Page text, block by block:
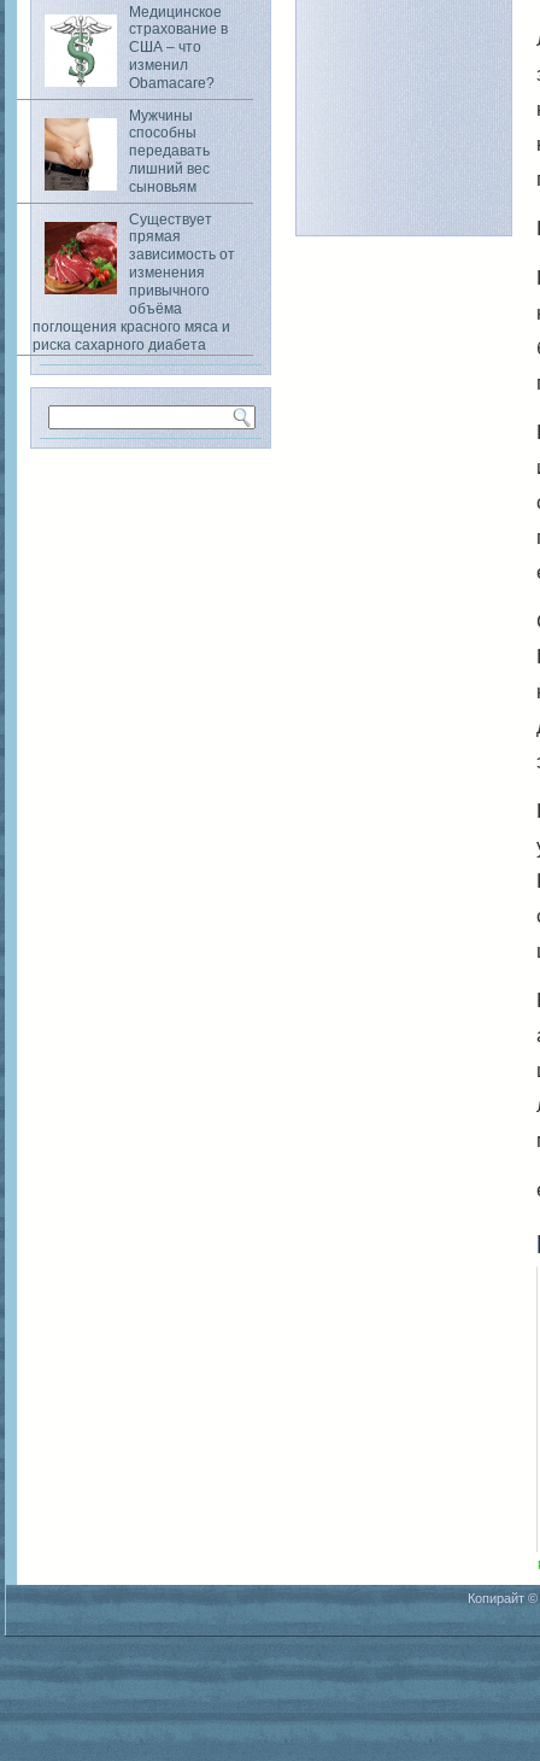
Медицинское
страхование в
США – что
изменил
Obamacare?
Мужчины
способны
передавать
лишний вес
сыновьям
Существует
прямая
зависимость от
изменения
привычного
объёма
поглощения красного мяса и
риска сахарного диабета
Копирайт